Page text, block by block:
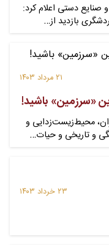
صنایع دستی اعلام کرد:
بازدید از…
۲۱ مرداد ۱۴۰۳
«سرزمین» باشید!
محیط‌زیست‌زدایی و
و تاریخی و حیات…
۲۳ خرداد ۱۴۰۳